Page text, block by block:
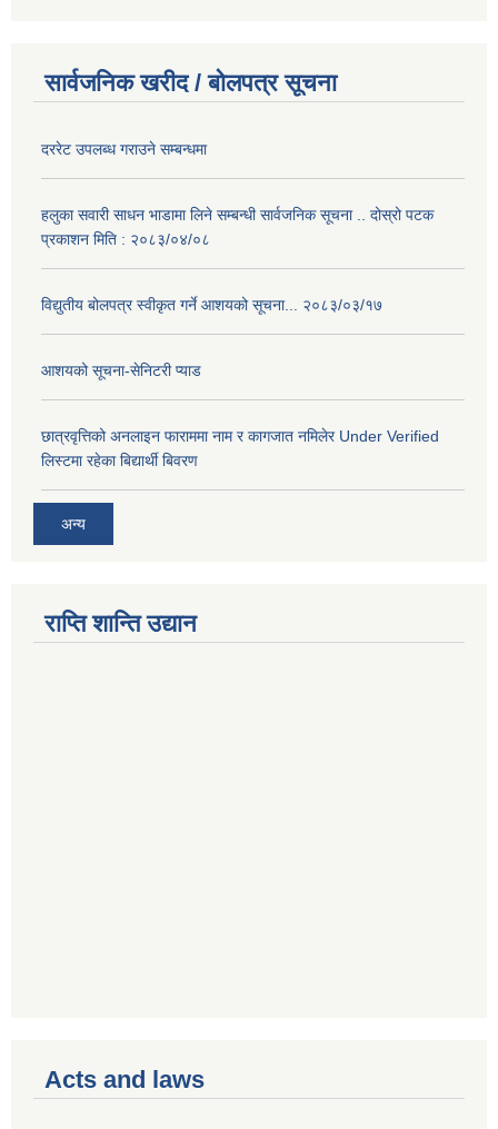
सार्वजनिक खरीद / बोलपत्र सूचना
दररेट उपलब्ध गराउने सम्बन्धमा
हलुका सवारी साधन भाडामा लिने सम्बन्धी सार्वजनिक सूचना .. दोस्रो पटक
प्रकाशन मिति : २०८३/०४/०८
विद्युतीय बोलपत्र स्वीकृत गर्ने आशयको सूचना... २०८३/०३/१७
आशयको सूचना-सेनिटरी प्याड
छात्रवृत्तिको अनलाइन फाराममा नाम र कागजात नमिलेर Under Verified
लिस्टमा रहेका बिद्यार्थी बिवरण
अन्य
राप्ति शान्ति उद्यान
Acts and laws